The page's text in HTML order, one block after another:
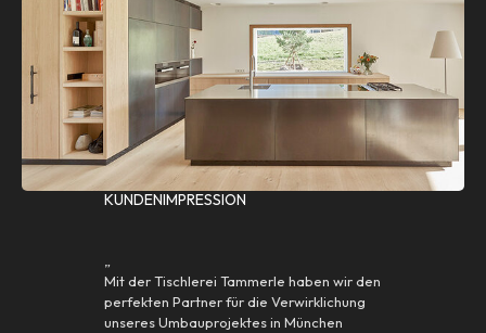
KUNDENIMPRESSION
„
Mit der Tischlerei Tammerle haben wir den
perfekten Partner für die Verwirklichung
unseres Umbauprojektes in München